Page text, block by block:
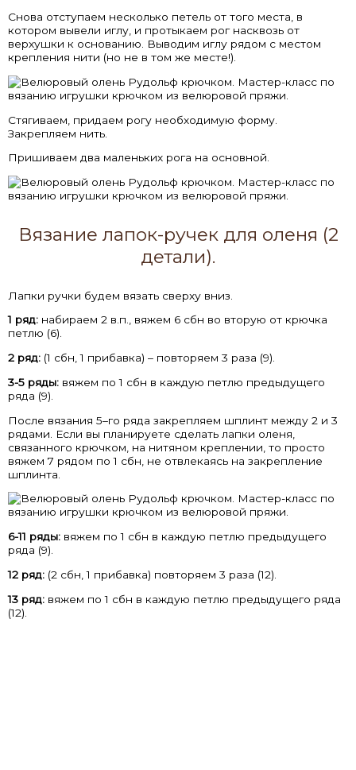
Снова отступаем несколько петель от того места, в
котором вывели иглу, и протыкаем рог насквозь от
верхушки к основанию. Выводим иглу рядом с местом
крепления нити (но не в том же месте!).
Стягиваем, придаем рогу необходимую форму.
Закрепляем нить.
Пришиваем два маленьких рога на основной.
Вязание лапок-ручек для оленя (2
детали).
Лапки ручки будем вязать сверху вниз.
1 ряд: набираем 2 в.п., вяжем 6 сбн во вторую от крючка
петлю (6).
2 ряд: (1 сбн, 1 прибавка) – повторяем 3 раза (9).
3-5 ряды: вяжем по 1 сбн в каждую петлю предыдущего
ряда (9).
После вязания 5–го ряда закрепляем шплинт между 2 и 3
рядами. Если вы планируете сделать лапки оленя,
связанного крючком, на нитяном креплении, то просто
вяжем 7 рядом по 1 сбн, не отвлекаясь на закрепление
шплинта.
6-11 ряды: вяжем по 1 сбн в каждую петлю предыдущего
ряда (9).
12 ряд: (2 сбн, 1 прибавка) повторяем 3 раза (12).
13 ряд: вяжем по 1 сбн в каждую петлю предыдущего ряда
(12).